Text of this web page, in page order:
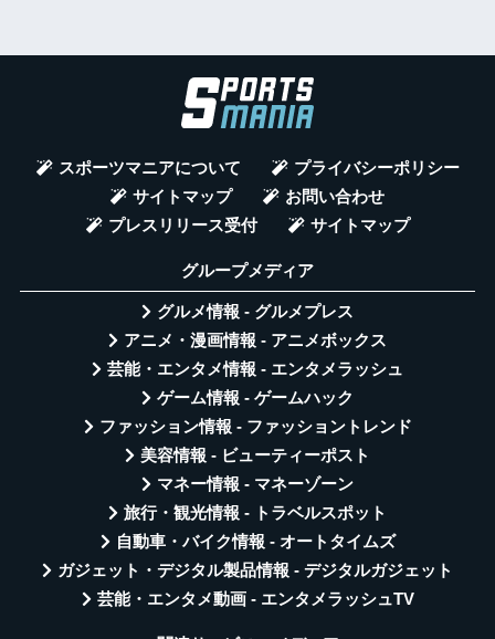
スポーツマニアについて
プライバシーポリシー
サイトマップ
お問い合わせ
プレスリリース受付
サイトマップ
グループメディア
グルメ情報 - グルメプレス
アニメ・漫画情報 - アニメボックス
芸能・エンタメ情報 - エンタメラッシュ
ゲーム情報 - ゲームハック
ファッション情報 - ファッショントレンド
美容情報 - ビューティーポスト
マネー情報 - マネーゾーン
旅行・観光情報 - トラベルスポット
自動車・バイク情報 - オートタイムズ
ガジェット・デジタル製品情報 - デジタルガジェット
芸能・エンタメ動画 - エンタメラッシュTV